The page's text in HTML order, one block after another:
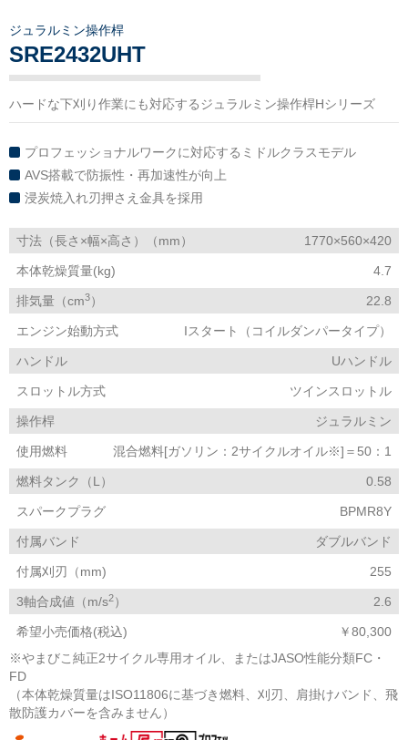
ジュラルミン操作桿
SRE2432UHT
ハードな下刈り作業にも対応するジュラルミン操作桿Hシリーズ
プロフェッショナルワークに対応するミドルクラスモデル
AVS搭載で防振性・再加速性が向上
浸炭焼入れ刃押さえ金具を採用
寸法（長さ×幅×高さ）（mm） 1770×560×420
本体乾燥質量(kg) 4.7
排気量（cm3） 22.8
エンジン始動方式 Iスタート（コイルダンパータイプ）
ハンドル Uハンドル
スロットル方式 ツインスロットル
操作桿 ジュラルミン
使用燃料 混合燃料[ガソリン：2サイクルオイル※]＝50：1
燃料タンク（L） 0.58
スパークプラグ BPMR8Y
付属バンド ダブルバンド
付属刈刃（mm) 255
3軸合成値（m/s2） 2.6
希望小売価格(税込)
￥80,300
※やまびこ純正2サイクル専用オイル、またはJASO性能分類FC・
FD
（本体乾燥質量はISO11806に基づき燃料、刈刃、肩掛けバンド、飛
散防護カバーを含みません）